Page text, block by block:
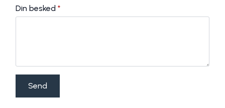
Din besked *
Send